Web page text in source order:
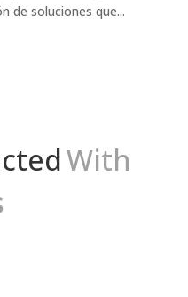
de soluciones que...
With